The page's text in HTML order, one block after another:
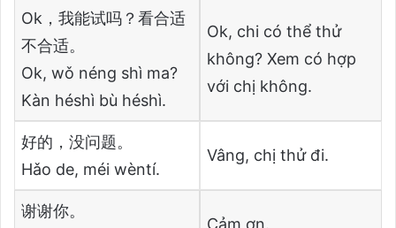
Ok，我能试吗？看合适
不合适。
Ok, wǒ néng shì ma?
Kàn héshì bù héshì.
Ok, chi có thể thử
không? Xem có hợp
với chị không.
好的，没问题。
Hǎo de, méi wèntí.
Vâng, chị thử đi.
谢谢你。
Cảm ơn.